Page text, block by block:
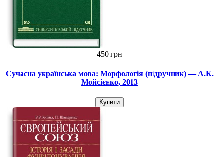
450 грн
Сучасна українська мова: Морфологія (підручник) — А.К.
Мойсієнко, 2013
Купити